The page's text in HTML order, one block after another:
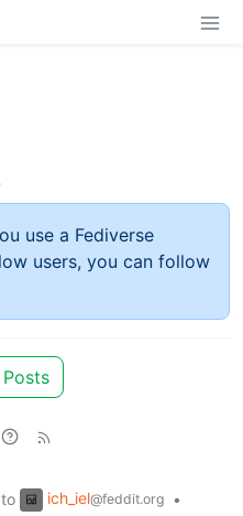
use a Fediverse
users, you can follow
Posts
to ich_iel@feddit.org
•